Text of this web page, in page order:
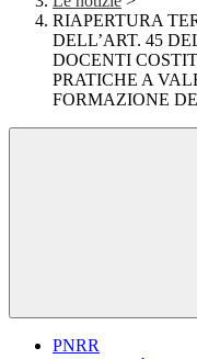
RIAPERTURA
DELL’ART. 45
DOCENTI
PRATICHE A
FORMAZIONE
PNRR